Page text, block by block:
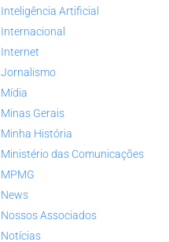
Inteligência Artificial
Internacional
Internet
Jornalismo
Mídia
Minas Gerais
Minha História
Ministério das Comunicações
MPMG
News
Nossos Associados
Notícias